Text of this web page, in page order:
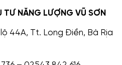
NĂNG LƯỢNG VŨ SƠN
lộ 44A, Tt. Long Điền, Bà Rịa